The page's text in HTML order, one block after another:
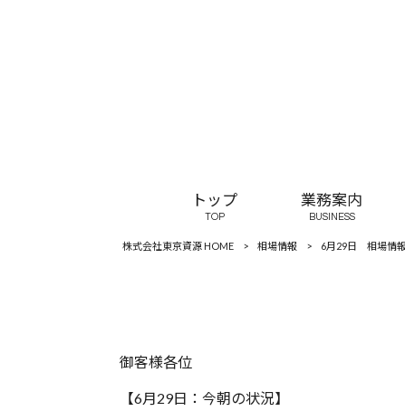
トップ
TOP
業務案内
BUSINESS
株式会社東京資源 HOME > 相場情報 > 6月29日 相場情
御客様各位
【6月29日：今朝の状況】